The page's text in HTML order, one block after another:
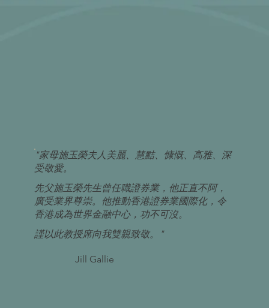
"家母施玉榮夫人美麗、慧黠、慷慨、高雅、深
受敬愛。
先父施玉榮先生曾任職證券業，他正直不阿，
廣受業界尊崇。他推動香港證券業國際化，令
香港成為世界金融中心，功不可沒。
謹以此教授席向我雙親致敬。"
Jill Gallie